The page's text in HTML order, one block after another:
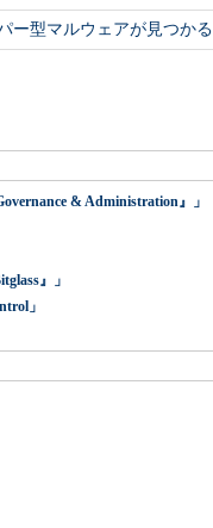
ー型マルウェアが見つかる
& Administration』」
』」
」